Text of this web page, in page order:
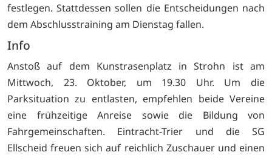
festlegen. Stattdessen sollen die Entscheidungen nach
dem Abschlusstraining am Dienstag fallen.
Info
Anstoß auf dem Kunstrasenplatz in Strohn ist am
Mittwoch, 23. Oktober, um 19.30 Uhr. Um die
Parksituation zu entlasten, empfehlen beide Vereine
eine frühzeitige Anreise sowie die Bildung von
Fahrgemeinschaften. Eintracht-Trier und die SG
Ellscheid freuen sich auf reichlich Zuschauer und einen